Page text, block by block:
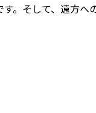
。そして、遠方